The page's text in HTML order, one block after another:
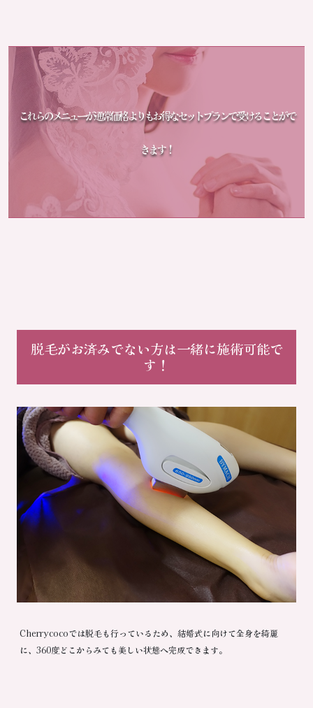
これらのメニューが通常価格よりも お得なセットプランで受けることがで
きます！
脱毛がお済みでない方は一緒に施術可能で
す！
Cherrycocoでは脱毛も行っているため、結婚式に向けて全身を綺麗
に、360度どこからみても美しい状態へ完成できます。